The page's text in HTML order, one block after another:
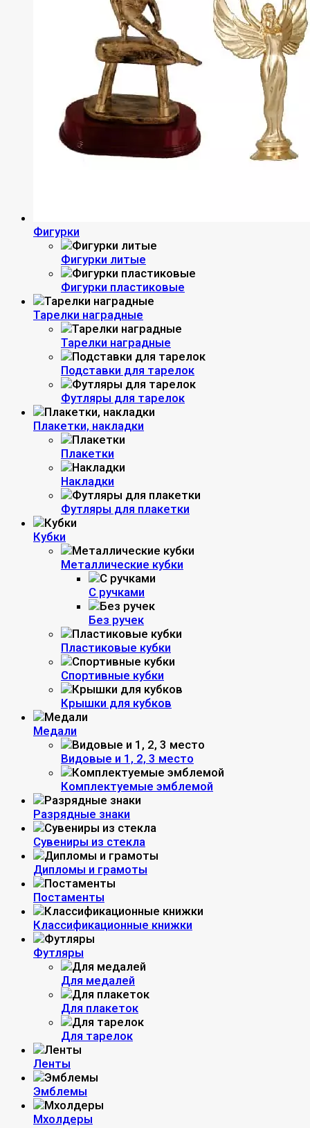
Фигурки
Фигурки литые
Фигурки пластиковые
Тарелки наградные
Тарелки наградные
Подставки для тарелок
Футляры для тарелок
Плакетки, накладки
Плакетки
Накладки
Футляры для плакетки
Кубки
Металлические кубки
С ручками
Без ручек
Пластиковые кубки
Спортивные кубки
Крышки для кубков
Медали
Видовые и 1, 2, 3 место
Комплектуемые эмблемой
Разрядные знаки
Сувениры из стекла
Дипломы и грамоты
Постаменты
Классификационные книжки
Футляры
Для медалей
Для плакеток
Для тарелок
Ленты
Эмблемы
Мхолдеры